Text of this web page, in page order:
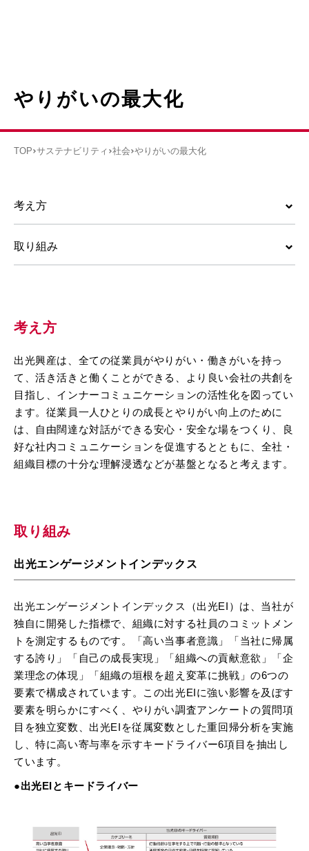
やりがいの最大化
TOP サステナビリティ 社会 やりがいの最大化
考え方
取り組み
考え方
出光興産は、全ての従業員がやりがい・働きがいを持っ
て、活き活きと働くことができる、より良い会社の共創を
目指し、インナーコミュニケーションの活性化を図ってい
ます。従業員一人ひとりの成長とやりがい向上のために
は、自由闊達な対話ができる安心・安全な場をつくり、良
好な社内コミュニケーションを促進するとともに、全社・
組織目標の十分な理解浸透などが基盤となると考えます。
取り組み
出光エンゲージメントインデックス
出光エンゲージメントインデックス（出光EI）は、当社が
独自に開発した指標で、組織に対する社員のコミットメン
トを測定するものです。「高い当事者意識」「当社に帰属
する誇り」「自己の成長実現」「組織への貢献意欲」「企
業理念の体現」「組織の垣根を超え変革に挑戦」の6つの
要素で構成されています。この出光EIに強い影響を及ぼす
要素を明らかにすべく、やりがい調査アンケートの質問項
目を独立変数、出光EIを従属変数とした重回帰分析を実施
し、特に高い寄与率を示すキードライバー6項目を抽出し
ています。
●出光EIとキードライバー